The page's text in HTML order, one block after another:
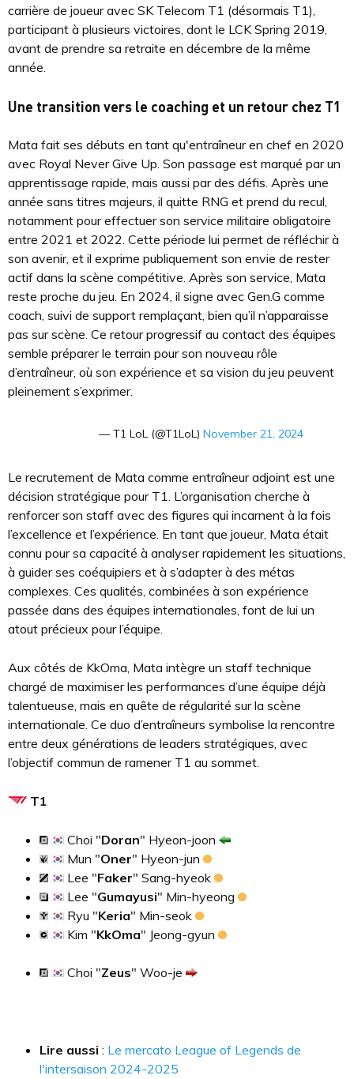
carrière de joueur avec SK Telecom T1 (désormais T1),
participant à plusieurs victoires, dont le LCK Spring 2019,
avant de prendre sa retraite en décembre de la même
année.
Une transition vers le coaching et un retour chez T1
Mata fait ses débuts en tant qu'entraîneur en chef en 2020
avec Royal Never Give Up. Son passage est marqué par un
apprentissage rapide, mais aussi par des défis. Après une
année sans titres majeurs, il quitte RNG et prend du recul,
notamment pour effectuer son service militaire obligatoire
entre 2021 et 2022. Cette période lui permet de réfléchir à
son avenir, et il exprime publiquement son envie de rester
actif dans la scène compétitive. Après son service, Mata
reste proche du jeu. En 2024, il signe avec Gen.G comme
coach, suivi de support remplaçant, bien qu’il n’apparaisse
pas sur scène. Ce retour progressif au contact des équipes
semble préparer le terrain pour son nouveau rôle
d’entraîneur, où son expérience et sa vision du jeu peuvent
pleinement s’exprimer.
— T1 LoL (@T1LoL) November 21, 2024
Le recrutement de Mata comme entraîneur adjoint est une
décision stratégique pour T1. L’organisation cherche à
renforcer son staff avec des figures qui incarnent à la fois
l’excellence et l’expérience. En tant que joueur, Mata était
connu pour sa capacité à analyser rapidement les situations,
à guider ses coéquipiers et à s’adapter à des métas
complexes. Ces qualités, combinées à son expérience
passée dans des équipes internationales, font de lui un
atout précieux pour l’équipe.
Aux côtés de KkOma, Mata intègre un staff technique
chargé de maximiser les performances d’une équipe déjà
talentueuse, mais en quête de régularité sur la scène
internationale. Ce duo d’entraîneurs symbolise la rencontre
entre deux générations de leaders stratégiques, avec
l’objectif commun de ramener T1 au sommet.
T1
Choi "Doran" Hyeon-joon
Mun "Oner" Hyeon-jun
Lee "Faker" Sang-hyeok
Lee "Gumayusi" Min-hyeong
Ryu "Keria" Min-seok
Kim "KkOma" Jeong-gyun
Choi "Zeus" Woo-je
Lire aussi : Le mercato League of Legends de
l'intersaison 2024-2025